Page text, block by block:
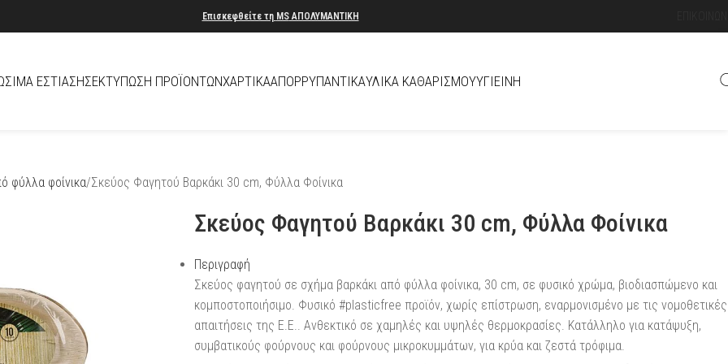
Επισκεφθείτε τη MSΑΠΟΛΥΜΑΝΤΙΚΗ
ΕΣΤΊΑΣΗΣΕΚΤΎΠΩΣΗ ΠΡΟΪΌΝΤΩΝΧΑΡΤΙΚΆΑΠΟΡΡΥΠΑΝΤΙΚΆΥΛΙΚΆ ΚΑΘΑΡΙΣΜΟΎΥΓΙΕΙΝΉ
φύλλα φοίνικα Σκεύος Φαγητού Βαρκάκι 30 cm, Φύλλα Φοίνικα
Σκεύος Φαγητού Βαρκάκι 30 cm, Φύλλα Φοίνικα
Περιγραφή
Σκεύος φαγητού σε σχήμα βαρκάκι από φύλλα φοίνικα, 30 cm, σε φυσικό χρώμα, βιοδιασπώμενο και
κομποστοποιήσιμο. Φυσικό #plasticfree προϊόν, χωρίς επίστρωση, εναρμονισμένο με τις νομοθετικές
απαιτήσεις της Ε.Ε.. Ανθεκτικό σε χαμηλές και υψηλές θερμοκρασίες. Κατάλληλο για κατάψυξη,
συμβατικούς φούρνους και φούρνους μικροκυμμάτων, για κρύα και ζεστά τρόφιμα.